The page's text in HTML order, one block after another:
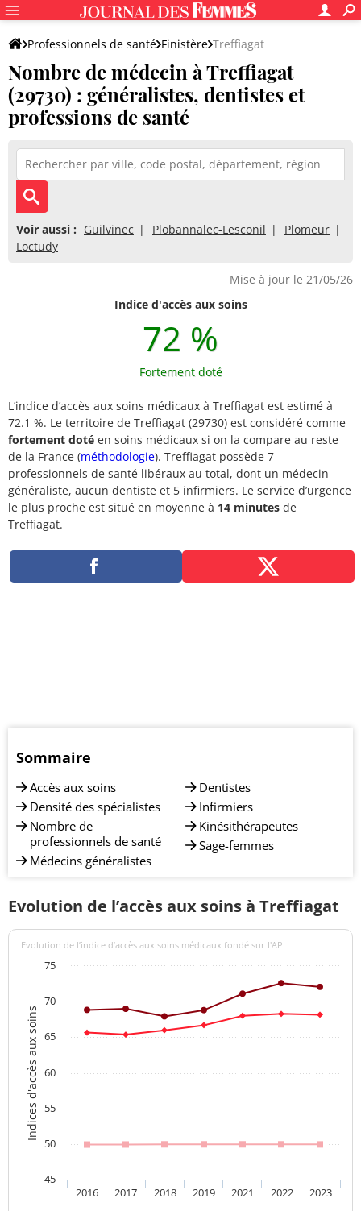
Professionnels de santé Finistère Treffiagat
Nombre de médecin à Treffiagat
(29730) : généralistes, dentistes et
professions de santé
Voir aussi : Guilvinec Plobannalec-Lesconil
Plomeur
Loctudy
Mise à jour le 21/05/26
Indice d'accès aux soins
72 %
Fortement doté
L’indice d’accès aux soins médicaux à Treffiagat est estimé à
72.1 %. Le territoire de Treffiagat (29730) est considéré comme
fortement doté en soins médicaux si on la compare au reste
de la France (méthodologie). Treffiagat possède 7
professionnels de santé libéraux au total, dont un médecin
généraliste, aucun dentiste et 5 infirmiers. Le service d’urgence
le plus proche est situé en moyenne à 14 minutes de
Treffiagat.
Sommaire
Accès aux soins
Densité des spécialistes
Nombre de
professionnels de santé
Médecins généralistes
Dentistes
Infirmiers
Kinésithérapeutes
Sage-femmes
Evolution de l’accès aux soins à Treffiagat
Indices d'accès aux soins
Evolution de l’indice d’accès aux soins médicaux fondé sur l'APL
2016 2017 2018 2019 2021 2022 2023
45
50
55
60
65
70
75